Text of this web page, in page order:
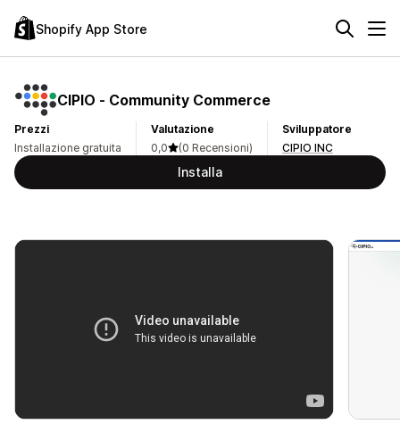
Shopify App Store
CIPIO ‑ Community Commerce
Prezzi
Installazione gratuita
Valutazione
0,0
(0 Recensioni)
Sviluppatore
CIPIO INC
Installa